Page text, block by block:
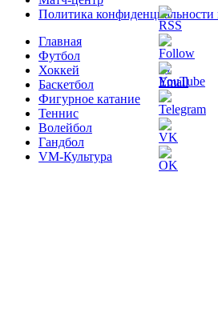
Политика
Главная
Футбол
Хоккей
Баскетбол
Фигурное катание
Теннис
Волейбол
Гандбол
VM-Культура